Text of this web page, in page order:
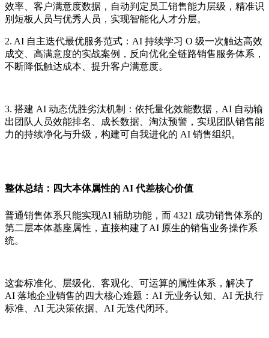
效率、客户满意度数据，自动判定员工销售能力层级，精准识
别短板人员与优秀人员，实现智能化人才分层。
2. AI 自主迭代最优服务范式：AI 持续学习 O 级一次触达高效
成交、高满意度的实战案例，反向优化全链路销售服务体系，
不断降低触达成本、提升客户满意度。
3. 搭建 AI 动态优胜劣汰机制：依托量化效能数据，AI 自动输
出团队人员效能排名、成长数据、淘汰预警，实现团队销售能
力的持续净化与升级，构建可自我进化的 AI 销售组织。
整体总结：四大本体属性的 AI 代差核心价值
普通销售体系只能实现AI 辅助功能，而 4321 成功销售体系的
第二层本体基座属性，直接构建了AI 原生的销售业务操作系
统。
这套标准化、层级化、客观化、可运算的属性体系，解决了
AI 落地企业销售的四大核心难题：AI 无业务认知、AI 无执行
标准、AI 无决策依据、AI 无迭代闭环。